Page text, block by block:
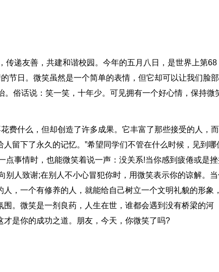
传递友善，共建和谐校园。今年的五月八日，是世界上第68
节日。微笑虽然是一个简单的表情，但它却可以让我们脸
俗话说：笑一笑，十年少。可见拥有一个好心情，保持微
费什么，但却创造了许多成果。它丰富了那些接受的人，而
留下了永久的记忆。”希望同学们不管在什么时候，见到哪
点事情时，也能微笑着说一声：没关系!当你感到疲倦或是
别人致谢;在别人不小心冒犯你时，用微笑表示你的谅解。
，一个有修养的人，就能给自己树立一个文明礼貌的形象，
。微笑是一剂良药，人生在世，谁都会遇到没有桥梁的河
是你的成功之道。朋友，今天，你微笑了吗?